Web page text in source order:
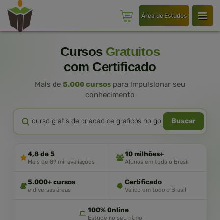
Área de Estudos
Cursos Gratuitos
com Certificado
Mais de 5.000 cursos para impulsionar seu
conhecimento
Buscar
4,8 de 5
Mais de 89 mil avaliações
10 milhões+
Alunos em todo o Brasil
5.000+ cursos
e diversas áreas
Certificado
Válido em todo o Brasil
100% Online
Estude no seu ritmo